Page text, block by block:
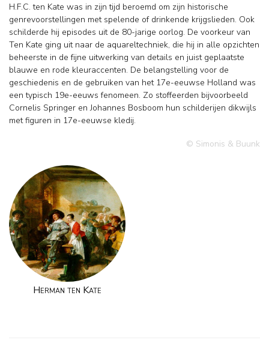
H.F.C. ten Kate was in zijn tijd beroemd om zijn historische
genrevoorstellingen met spelende of drinkende krijgslieden. Ook
schilderde hij episodes uit de 80-jarige oorlog. De voorkeur van
Ten Kate ging uit naar de aquareltechniek, die hij in alle opzichten
beheerste in de fijne uitwerking van details en juist geplaatste
blauwe en rode kleuraccenten. De belangstelling voor de
geschiedenis en de gebruiken van het 17e-eeuwse Holland was
een typisch 19e-eeuws fenomeen. Zo stoffeerden bijvoorbeeld
Cornelis Springer en Johannes Bosboom hun schilderijen dikwijls
met figuren in 17e-eeuwse kledij.
© Simonis & Buunk
Herman ten Kate